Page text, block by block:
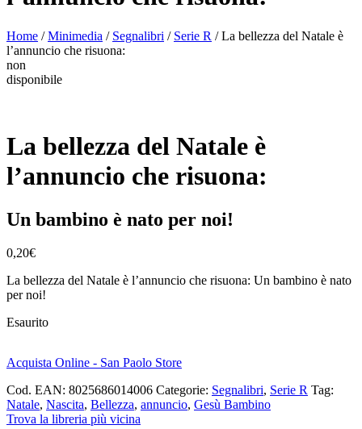
Home /Minimedia / Segnalibri / Serie R / La bellezza del Natale è
l’annuncio che risuona:
non
disponibile
La bellezza del Natale è
l’annuncio che risuona:
Un bambino è nato per noi!
0,20€
La bellezza del Natale è l’annuncio che risuona: Un bambino è nato
per noi!
Esaurito
Acquista Online - San Paolo Store
Cod. EAN: 8025686014006 Categorie: Segnalibri, Serie R Tag:
Natale, Nascita, Bellezza, annuncio, Gesù Bambino
Trova la libreria più vicina